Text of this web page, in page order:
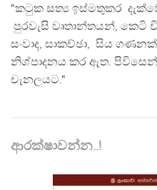
"කටුක සත්‍ය ඉස්මතුකර
පුරවැසි වෘතාන්තයන්, කෙටි
සංවාද, සාකච්ඡා, සිය
නිශ්පාදනය කර ඇත.
චැනලයට."
ආරක්ෂාවන්න..!